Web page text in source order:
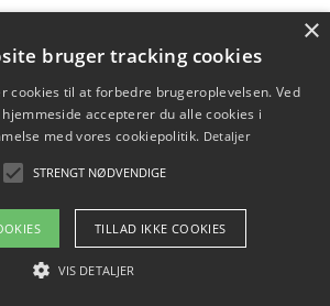
om CO2-udledning påvirker vores
Blog Betingelser
×
bruger tracking cookies
cookies til at forbedre brugeroplevelsen. Ved
accepterer du alle cookies i
med vores cookiepolitik. Detaljer
STRENGT NØDVENDIGE
TILLAD IKKE COOKIES
VIS DETALJER